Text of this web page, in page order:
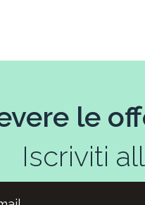
le
Iscriviti